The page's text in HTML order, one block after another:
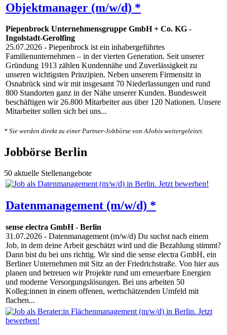
Objektmanager (m/w/d) *
Piepenbrock Unternehmensgruppe GmbH + Co. KG -
Ingolstadt-Gerolfing
25.07.2026 - Piepenbrock ist ein inhabergeführtes
Familienunternehmen – in der vierten Generation. Seit unserer
Gründung 1913 zählen Kundennähe und Zuverlässigkeit zu
unseren wichtigsten Prinzipien. Neben unserem Firmensitz in
Osnabrück sind wir mit insgesamt 70 Niederlassungen und rund
800 Standorten ganz in der Nähe unserer Kunden. Bundesweit
beschäftigen wir 26.800 Mitarbeiter aus über 120 Nationen. Unsere
Mitarbeiter sollen sich bei uns...
* Sie werden direkt zu einer Partner-Jobbörse von AJobis weitergeleitet.
Jobbörse Berlin
50 aktuelle Stellenangebote
Datenmanagement (m/w/d) *
sense electra GmbH- Berlin
31.07.2026 - Datenmanagement (m/w/d) Du suchst nach einem
Job, in dem deine Arbeit geschätzt wird und die Bezahlung stimmt?
Dann bist du bei uns richtig. Wir sind die sense electra GmbH, ein
Berliner Unternehmen mit Sitz an der Friedrichstraße. Von hier aus
planen und betreuen wir Projekte rund um erneuerbare Energien
und moderne Versorgungslösungen. Bei uns arbeiten 50
Kolleg:innen in einem offenen, wertschätzenden Umfeld mit
flachen...